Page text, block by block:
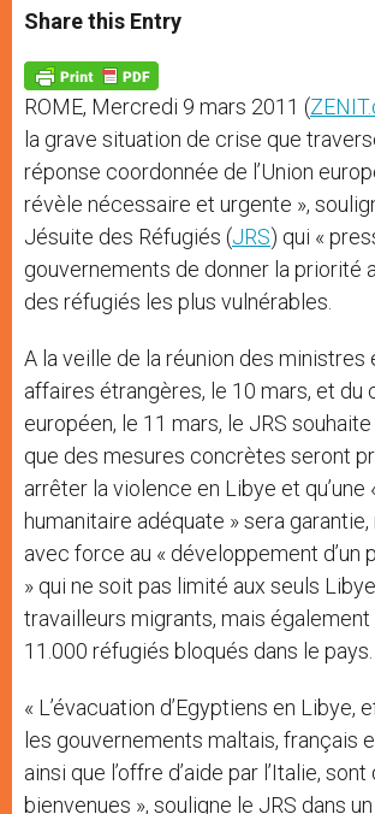
t
s
p
p
s
e
g
e
r
e
b
o
k
Share this Entry
ROME, Mercredi 9 mars 2011 (
la grave situation de crise que
réponse coordonnée de l’Union
révèle nécessaire et urgente »,
Jésuite des Réfugiés (JRS) qui «
gouvernements de donner la priorité
des réfugiés les plus vulnérables.
A la veille de la réunion des ministres
affaires étrangères, le 10 mars, et du
européen, le 11 mars, le JRS souhaite
que des mesures concrètes seront
arrêter la violence en Libye et qu’une
humanitaire adéquate » sera
avec force au « développement d’un
» qui ne soit pas limité aux seuls
travailleurs migrants, mais également
11.000 réfugiés bloqués dans le pays.
« L’évacuation d’Egyptiens en Libye,
les gouvernements maltais, français
ainsi que l’offre d’aide par l’Italie,
bienvenues », souligne le JRS dans